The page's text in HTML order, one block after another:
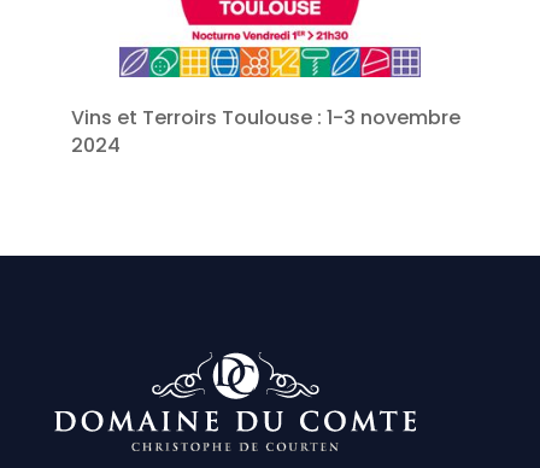
Vins et Terroirs Toulouse : 1-3 novembre
2024